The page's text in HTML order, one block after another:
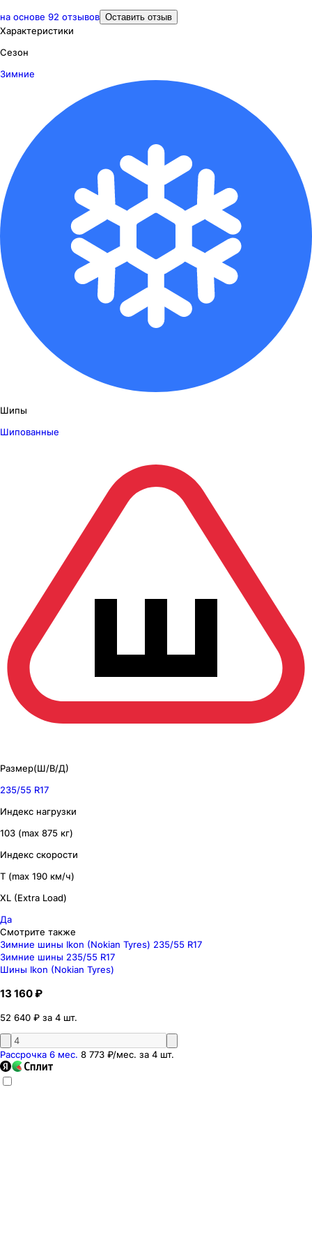
на основе 92 отзывов Оставить отзыв
Характеристики
Сезон
Зимние
Шипы
Шипованные
Размер(Ш/В/Д)
235/55 R17
Индекс нагрузки
103 (max 875 кг)
Индекс скорости
T (max 190 км/ч)
XL (Extra Load)
Да
Смотрите также
Зимние шины Ikon (Nokian Tyres) 235/55 R17
Зимние шины 235/55 R17
Шины Ikon (Nokian Tyres)
13 160 ₽
52 640 ₽ за 4 шт.
Рассрочка 6 мес. 8 773 ₽/мес. за 4 шт.